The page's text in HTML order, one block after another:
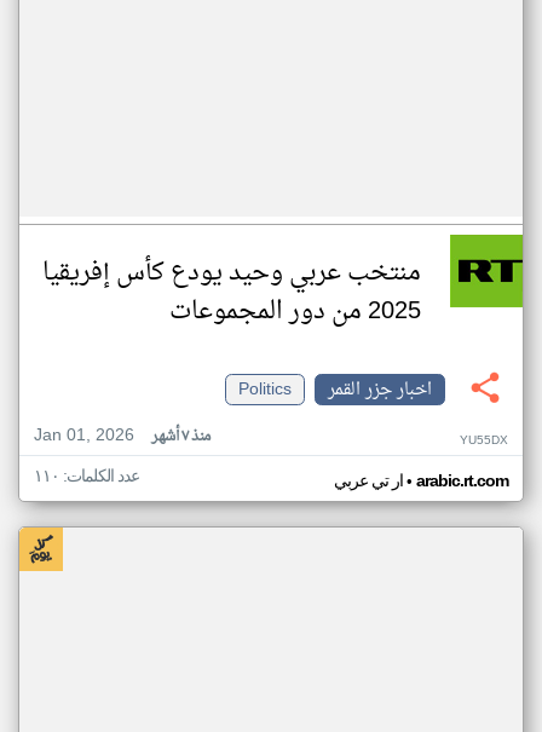
منتخب عربي وحيد يودع كأس إفريقيا
2025 من دور المجموعات
اخبار جزر القمر
Politics
Jan 01, 2026
منذ ٧ أشهر YU55DX
ار تي عربي• arabic.rt.com عدد الكلمات: ١١٠